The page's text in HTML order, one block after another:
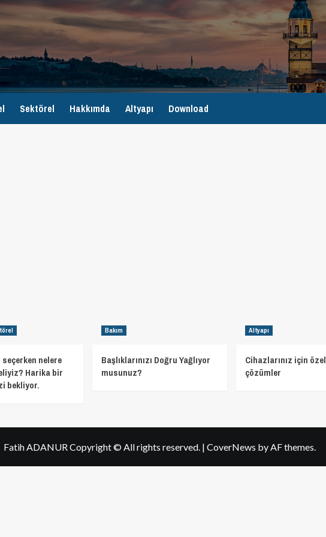
Sektörel Hakkımda Altyapı Download
nelere
Harika bir
bekliyor.
Bakım
Başlıklarınızı Doğru Yağlıyor
musunuz?
Altyapı
Cihazlarınız için özel
çözümler
Fatih ADANUR Copyright © All rights reserved. | CoverNews by AF themes.